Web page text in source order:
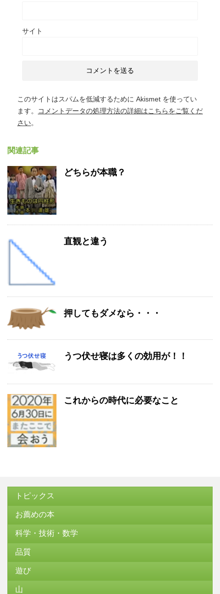
サイト
このサイトはスパムを低減するために Akismet を使ってい
ます。
コメントデータの処理方法の詳細はこちらをご覧くだ
さい。
関連記事
どちらが本職？
直観と違う
押してもダメなら・・・
うつ伏せ寝は多くの効用が！！
これからの時代に必要なこと
トピックス
お薦めの本
科学・技術・数学
品質
遊び
山